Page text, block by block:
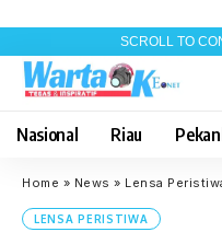
SCROLL TO
Nasional Riau
Home » News » Lensa
LENSA PERISTIWA